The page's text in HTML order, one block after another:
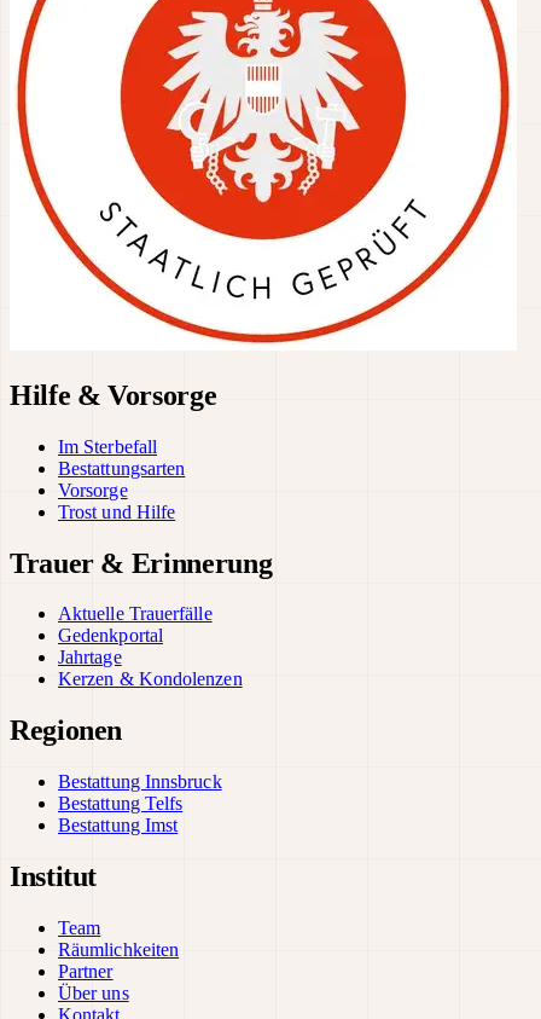
Hilfe & Vorsorge
Im Sterbefall
Bestattungsarten
Vorsorge
Trost und Hilfe
Trauer & Erinnerung
Aktuelle Trauerfälle
Gedenkportal
Jahrtage
Kerzen & Kondolenzen
Regionen
Bestattung Innsbruck
Bestattung Telfs
Bestattung Imst
Institut
Team
Räumlichkeiten
Partner
Über uns
Kontakt